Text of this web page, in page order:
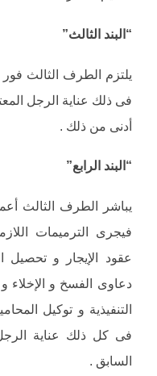
“البند الثالث”
يلتزم الطرف الثالث فور
فى ذلك عناية الرجل
أدنى من ذلك .
“البند الرابع”
يباشر الطرف الثالث
فيجرى الترميمات
عقود الإيجار و تحصيل
دعاوى الفسخ و الإخلاء
التنفيذية و توكيل
فى كل ذلك عناية الرجل
السابق .